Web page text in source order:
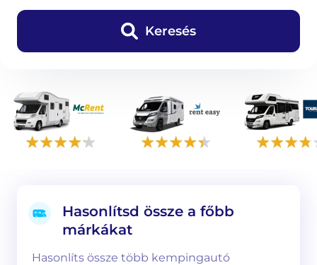
Keresés
Hasonlítsd össze a főbb
márkákat
Hasonlíts össze több kempingautó